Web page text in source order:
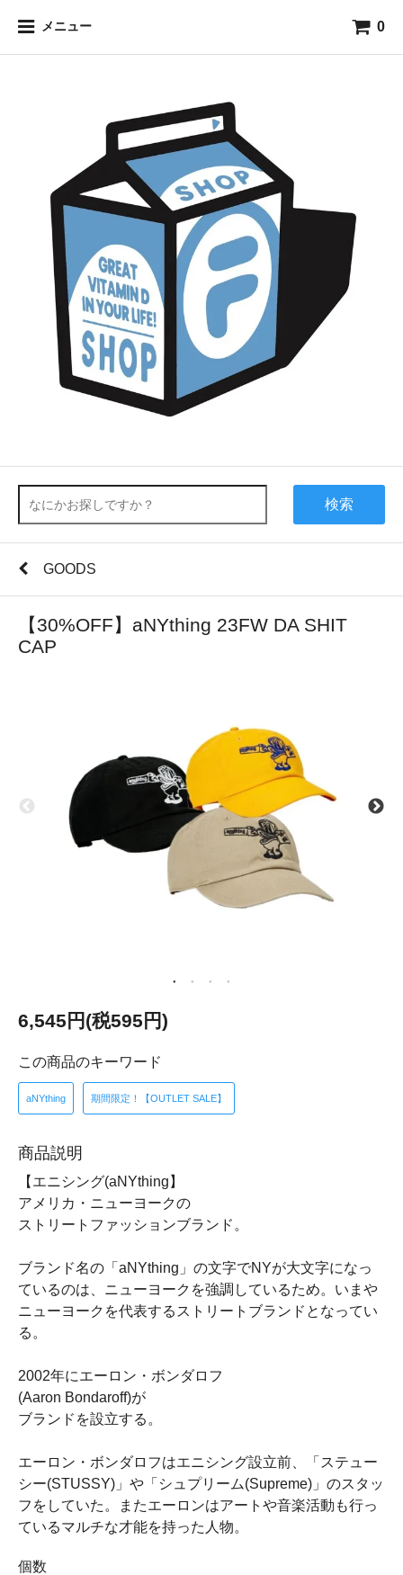
メニュー 0
検索
GOODS
【30%OFF】aNYthing 23FW DA SHIT
CAP
6,545円(税595円)
この商品のキーワード
aNYthing 期間限定！【OUTLET SALE】
商品説明
【エニシング(aNYthing】
アメリカ・ニューヨークの
ストリートファッションブランド。
ブランド名の「aNYthing」の文字でNYが大文字になっ
ているのは、ニューヨークを強調しているため。いまや
ニューヨークを代表するストリートブランドとなってい
る。
2002年にエーロン・ボンダロフ
(Aaron Bondaroff)が
ブランドを設立する。
エーロン・ボンダロフはエニシング設立前、「ステュー
シー(STUSSY)」や「シュプリーム(Supreme)」のスタッ
フをしていた。またエーロンはアートや音楽活動も行っ
ているマルチな才能を持った人物。
個数